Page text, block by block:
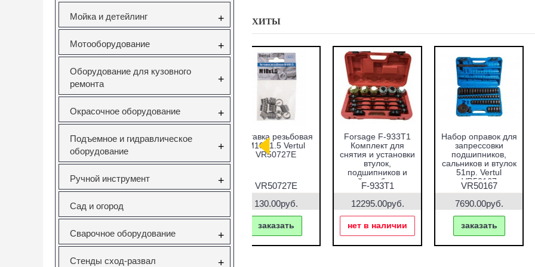
Мойка и детейлинг +
Мотооборудование +
Оборудование для кузовного
ремонта
+
Окрасочное оборудование +
Подъемное и гидравлическое
оборудование
+
Ручной инструмент +
Сад и огород
Сварочное оборудование +
Стенды сход-развал +
ХИТЫ
Вставка резьбовая
M10X1.5 Vertul
VR50727E
VR50727E
130.00руб.
Forsage F-933T1
Комплект для
втулок,
сайлентблоков
Набор оправок для
запрессовки
подшипников,
VR50167
VR50167
7690.00руб.
заказать
Набор фиксаторов
валов VAG 1.2 TFSI
Vertul VR50661
VR50661
1000.00руб.
заказать
Набор фрез для
восстановления
гнёзд дизельных
форсунок 7пр.
Vertul VR50337
VR50337
2670.00руб.
заказать